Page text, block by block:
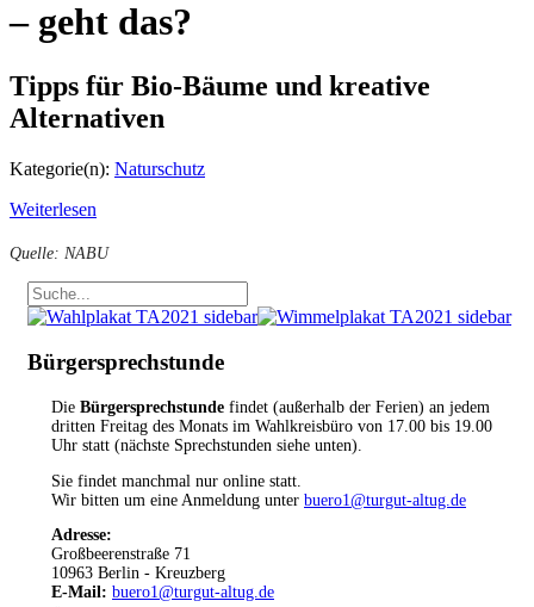
– geht das?
Tipps für Bio-Bäume und kreative
Alternativen
Kategorie(n): Naturschutz
Weiterlesen
Quelle: NABU
Bürgersprechstunde
Die Bürgersprechstunde findet (außerhalb der Ferien) an jedem
dritten Freitag des Monats im Wahlkreisbüro von 17.00 bis 19.00
Uhr statt (nächste Sprechstunden siehe unten).
Sie findet manchmal nur online statt.
Wir bitten um eine Anmeldung unter buero1@turgut-altug.de
Adresse:
Großbeerenstraße 71
10963 Berlin - Kreuzberg
E-Mail: buero1@turgut-altug.de